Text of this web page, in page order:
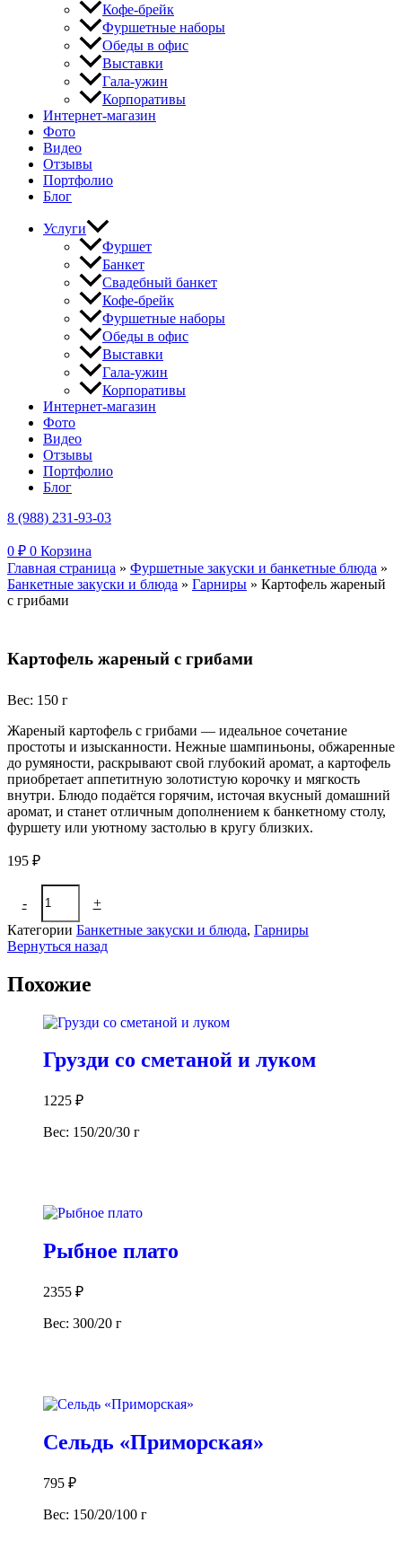
Кофе-брейк
Фуршетные наборы
Обеды в офис
Выставки
Гала-ужин
Корпоративы
Интернет-магазин
Фото
Видео
Отзывы
Портфолио
Блог
Услуги
Фуршет
Банкет
Свадебный банкет
Кофе-брейк
Фуршетные наборы
Обеды в офис
Выставки
Гала-ужин
Корпоративы
Интернет-магазин
Фото
Видео
Отзывы
Портфолио
Блог
8 (988) 231-93-03
0 ₽ 0 Корзина
Главная страница » Фуршетные закуски и банкетные блюда »
Банкетные закуски и блюда » Гарниры » Картофель жареный
с грибами
Картофель жареный с грибами
Вес: 150 г
Жареный картофель с грибами — идеальное сочетание
простоты и изысканности. Нежные шампиньоны, обжаренные
до румяности, раскрывают свой глубокий аромат, а картофель
приобретает аппетитную золотистую корочку и мягкость
внутри. Блюдо подаётся горячим, источая вкусный домашний
аромат, и станет отличным дополнением к банкетному столу,
фуршету или уютному застолью в кругу близких.
195 ₽
-
Количество
товара
Картофель
жареный
с
+
Категории Банкетные закуски и блюда, Гарниры
Вернуться назад
Похожие
Грузди со сметаной и луком
1225 ₽
Вес: 150/20/30 г
Рыбное плато
2355 ₽
Вес: 300/20 г
Сельдь «Приморская»
795 ₽
Вес: 150/20/100 г